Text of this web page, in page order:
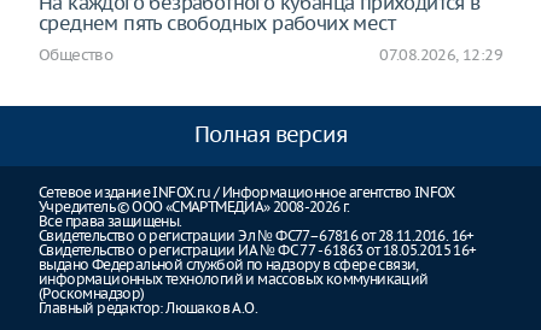
среднем пять свободных рабочих мест
Общество 07.08.2026, 12:29
Полная версия
Сетевое издание INFOX.ru / Информационное агентство INFOX
Учредитель © ООО «СМАРТМЕДИА» 2008-2026 г.
Все права защищены.
Свидетельство о регистрации Эл № ФС77–67816 от 28.11.2016. 16+
Свидетельство о регистрации ИА № ФС 77 - 61863 от 18.05.2015 16+
выдано Федеральной службой по надзору в сфере связи,
информационных технологий и массовых коммуникаций
(Роскомнадзор)
Главный редактор: Люшаков А.О.